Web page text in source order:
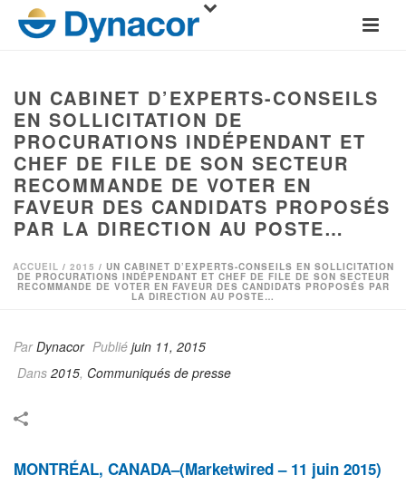
UN CABINET D’EXPERTS-CONSEILS
EN SOLLICITATION DE
PROCURATIONS INDÉPENDANT ET
CHEF DE FILE DE SON SECTEUR
RECOMMANDE DE VOTER EN
FAVEUR DES CANDIDATS PROPOSÉS
PAR LA DIRECTION AU POSTE…
ACCUEIL / 2015 / UN CABINET D’EXPERTS-CONSEILS EN SOLLICITATION
DE PROCURATIONS INDÉPENDANT ET CHEF DE FILE DE SON SECTEUR
RECOMMANDE DE VOTER EN FAVEUR DES CANDIDATS PROPOSÉS PAR
LA DIRECTION AU POSTE…
ParDynacor Publié juin 11, 2015
Dans 2015, Communiqués de presse
MONTRÉAL, CANADA–(Marketwired – 11 juin 2015)